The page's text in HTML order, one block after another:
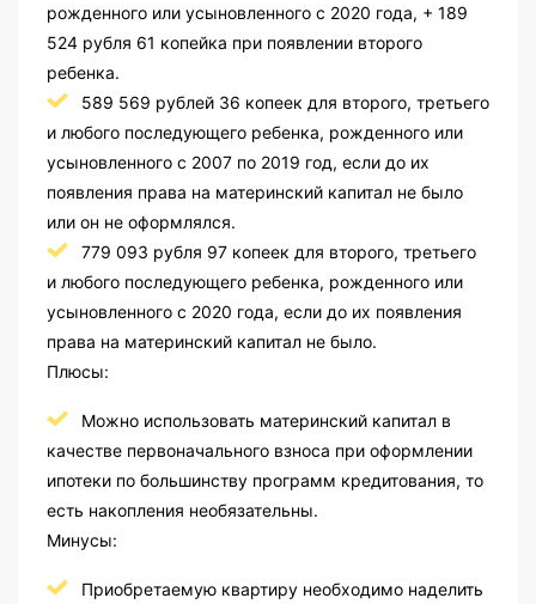
рожденного или усыновленного с 2020 года, + 189
524 рубля 61 копейка при появлении второго
ребенка.
589 569 рублей 36 копеек для второго, третьего
и любого последующего ребенка, рожденного или
усыновленного с 2007 по 2019 год, если до их
появления права на материнский капитал не было
или он не оформлялся.
779 093 рубля 97 копеек для второго, третьего
и любого последующего ребенка, рожденного или
усыновленного с 2020 года, если до их появления
права на материнский капитал не было.
Плюсы:
Можно использовать материнский капитал в
качестве первоначального взноса при оформлении
ипотеки по большинству программ кредитования, то
есть накопления необязательны.
Минусы:
Приобретаемую квартиру необходимо наделить